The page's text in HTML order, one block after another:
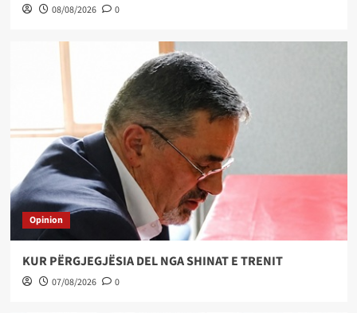
08/08/2026 0
Opinion
KUR PËRGJEGJËSIA DEL NGA SHINAT E TRENIT
07/08/2026 0